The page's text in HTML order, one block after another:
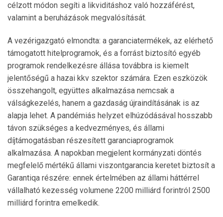
célzott módon segíti a likviditáshoz való hozzáférést,
valamint a beruházások megvalósítását.
A vezérigazgató elmondta: a garanciatermékek, az elérhető
támogatott hitelprogramok, és a forrást biztosító egyéb
programok rendelkezésre állása továbbra is kiemelt
jelentőségű a hazai kkv szektor számára. Ezen eszközök
összehangolt, együttes alkalmazása nemcsak a
válságkezelés, hanem a gazdaság újraindításának is az
alapja lehet. A pandémiás helyzet elhúzódásával hosszabb
távon szükséges a kedvezményes, és állami
díjtámogatásban részesített garanciaprogramok
alkalmazása. A napokban megjelent kormányzati döntés
megfelelő mértékű állami viszontgarancia keretet biztosít a
Garantiqa részére: ennek értelmében az állami háttérrel
vállalható kezesség volumene 2200 milliárd forintról 2500
milliárd forintra emelkedik.